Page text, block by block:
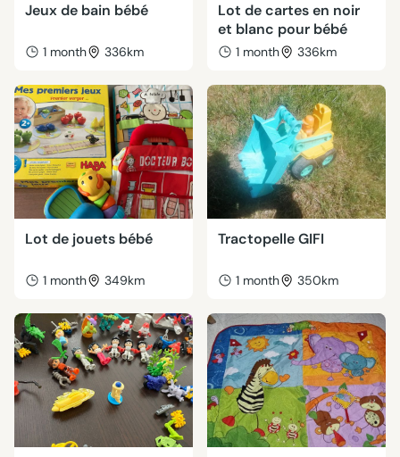
Jeux de bain bébé
1 month 336km
Lot de cartes en noir
et blanc pour bébé
1 month 336km
Lot de jouets bébé
1 month 349km
Tractopelle GIFI
1 month 350km